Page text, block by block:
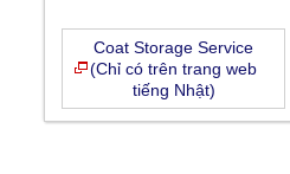
Coat Storage Service
(Chỉ có trên trang web
tiếng Nhật)